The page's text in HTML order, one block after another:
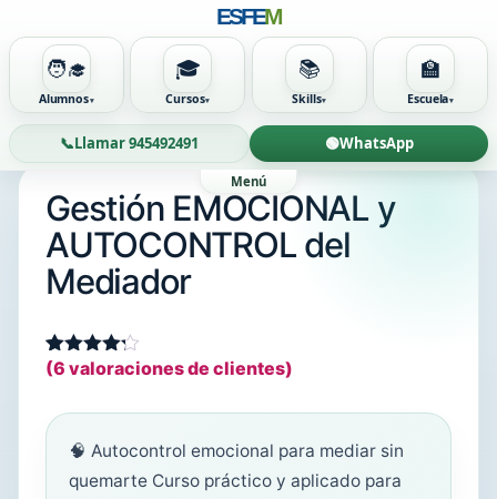
ESFEM
🧑‍🎓
Alumnos
🎓
Cursos
📚
Skills
🏫
Escuela
📞Llamar 945492491 🟢WhatsApp
Gestión EMOCIONAL y
AUTOCONTROL del
Mediador
Valorado
base a
6
valoraciones
clientes
(6 valoraciones de clientes)
🧠 Autocontrol emocional para mediar sin
quemarte Curso práctico y aplicado para